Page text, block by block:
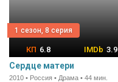
1 сезон, 8 серия
6.8 3.9
Сердце матери
2010 • Россия • Драма • 44 мин.